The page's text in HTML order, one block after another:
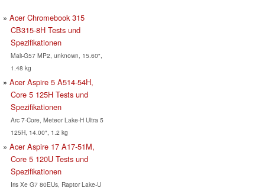
Acer Chromebook 315
CB315-8H Tests und
Spezifikationen
Mali-G57 MP2, unknown, 15.60",
1.48 kg
Acer Aspire 5 A514-54H,
Core 5 125H Tests und
Spezifikationen
Arc 7-Core, Meteor Lake-H Ultra 5
125H, 14.00", 1.2 kg
Acer Aspire 17 A17-51M,
Core 5 120U Tests und
Spezifikationen
Iris Xe G7 80EUs, Raptor Lake-U